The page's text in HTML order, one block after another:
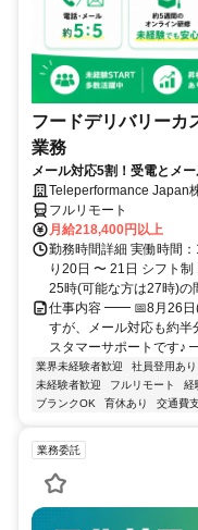
フードデリバリーカ
業務
メール対応5割！受電とメ
Teleperformance Japan
フルリモート
月給218,400円以上
勤務時間詳細 実働時間
り20日 〜 21日 シフト
25時(可能な方は27時)の
仕事内容 ━━ 📅8月26日
すが、メール対応も約半
スタマーサポート
業界未経験者歓迎 社員登用あり
未経験者歓迎
フルリモート 経
ブランクOK
育休あり 交通費
業務委託